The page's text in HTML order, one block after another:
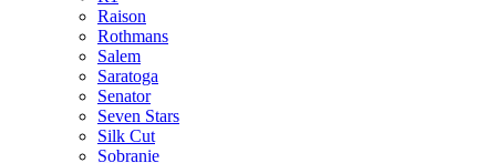
Raison
Rothmans
Salem
Saratoga
Senator
Seven Stars
Silk Cut
Sobranie